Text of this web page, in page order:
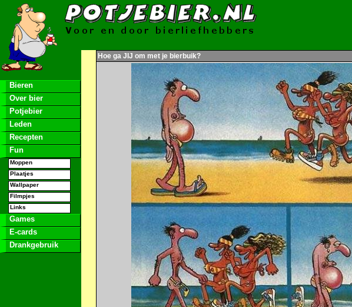
Bieren
Over bier
Potjebier
Leden
Recepten
Fun
Moppen
Plaatjes
Wallpaper
Filmpjes
Links
Games
E-cards
Drankgebruik
Hoe ga JIJ om met je bierbuik?